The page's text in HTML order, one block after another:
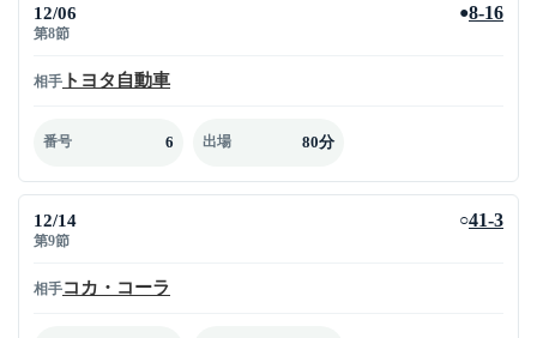
12/06
第8節
●8-16
相手 トヨタ自動車
番号 6 出場 80分
12/14
第9節
○41-3
相手コカ・コーラ